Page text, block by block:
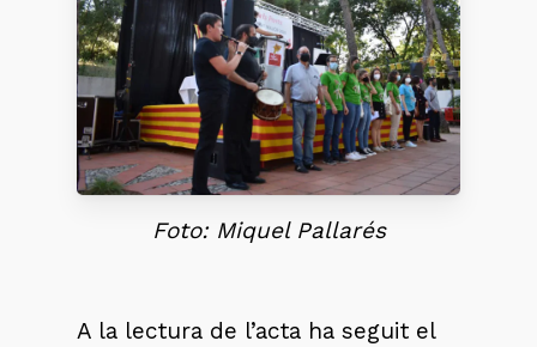
Foto: Miquel Pallarés
A la lectura de l’acta ha seguit el